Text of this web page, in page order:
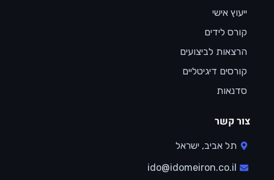
ייעוץ אישי
קורס לידים
הרצאות לביצועים
קורסים דיגיטליים
סדנאות
צור קשר
תל אביב, ישראל
ido@idomeiron.co.il